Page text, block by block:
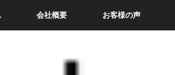
会社概要 お客様の声